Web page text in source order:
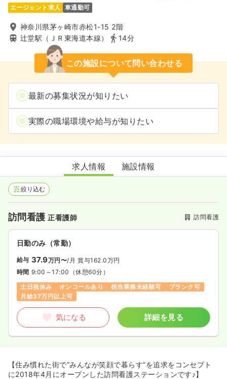
エージェント求人 車通勤可
神奈川県茅ヶ崎市赤松1-15 2階
辻堂駅（ＪＲ東海道本線）
14分
この施設について問い合わせる
最新の募集状況が知りたい
実際の職場環境や給与が知りたい
けあぶる訪問看護ステーション湘南辻堂
求人情報 施設情報
絞り込む
訪問看護正看護師 訪問看護
日勤のみ（常勤）
給与 37.9万円〜/月 賞与162.0万円
時間 9:00～17:00 （休憩60分）
土日祝休み
オンコールあり 担当業務未経験可
ブランク可
月給37万円以上可
気になる 詳細を見る
【住み慣れた街で“みんなが笑顔で暮らす”を追求をコンセプト
に2018年4月にオープンした訪問看護ステーションです♪】